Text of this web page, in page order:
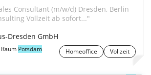
Consultant (m/w/d) Dresden, Berlin
Vollzeit ab sofort..."
Dresden GmbH
Potsdam Homeoffice Vollzeit